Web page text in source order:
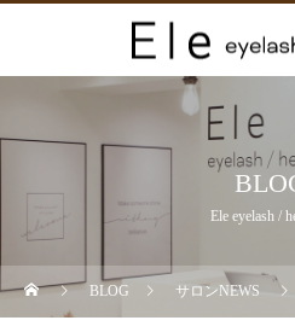
Ele eyelash /
BLOG サロンNEWS